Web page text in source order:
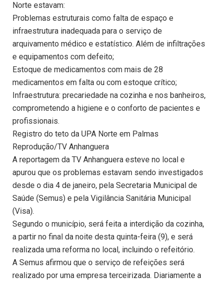
Norte estavam:
Problemas estruturais como falta de espaço e
infraestrutura inadequada para o serviço de
arquivamento médico e estatístico. Além de infiltrações
e equipamentos com defeito;
Estoque de medicamentos com mais de 28
medicamentos em falta ou com estoque crítico;
Infraestrutura: precariedade na cozinha e nos banheiros,
comprometendo a higiene e o conforto de pacientes e
profissionais.
Registro do teto da UPA Norte em Palmas
Reprodução/TV Anhanguera
A reportagem da TV Anhanguera esteve no local e
apurou que os problemas estavam sendo investigados
desde o dia 4 de janeiro, pela Secretaria Municipal de
Saúde (Semus) e pela Vigilância Sanitária Municipal
(Visa).
Segundo o município, será feita a interdição da cozinha,
a partir no final da noite desta quinta-feira (9), e será
realizada uma reforma no local, incluindo o refeitório.
A Semus afirmou que o serviço de refeições será
realizado por uma empresa terceirizada. Diariamente a